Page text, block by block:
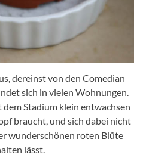
dereinst von den Comedian
sich in vielen Wohnungen.
dem Stadium klein entwachsen
braucht, und sich dabei nicht
wunderschönen roten Blüte
lässt.